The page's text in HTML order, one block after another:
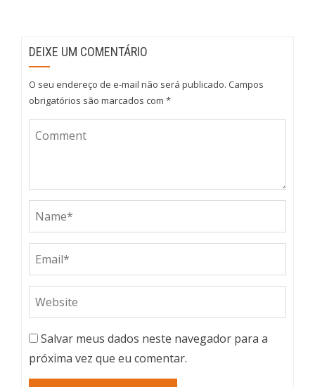
DEIXE UM COMENTÁRIO
O seu endereço de e-mail não será publicado. Campos
obrigatórios são marcados com *
Salvar meus dados neste navegador para a
próxima vez que eu comentar.